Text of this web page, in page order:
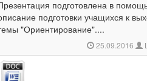
подготовлена в
подготовки учащихся к
"Ориентирование"....
25.09.2016